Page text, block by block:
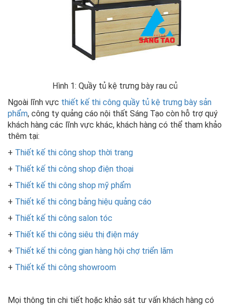
Hình 1: Quầy tủ kệ trưng bày rau củ
Ngoài lĩnh vực thiết kế thi công quầy tủ kệ trưng bày sản
phẩm, công ty quảng cáo nội thất Sáng Tạo còn hỗ trợ quý
khách hàng các lĩnh vực khác, khách hàng có thể tham khảo
thêm tại:
+ Thiết kế thi công shop thời trang
+ Thiết kế thi công shop điện thoại
+ Thiết kế thi công shop mỹ phẩm
+ Thiết kế thi công bảng hiệu quảng cáo
+ Thiết kế thi công salon tóc
+ Thiết kế thi công siêu thị điện máy
+ Thiết kế thi công gian hàng hội chợ triển lãm
+ Thiết kế thi công showroom
Mọi thông tin chi tiết hoặc khảo sát tư vấn khách hàng có